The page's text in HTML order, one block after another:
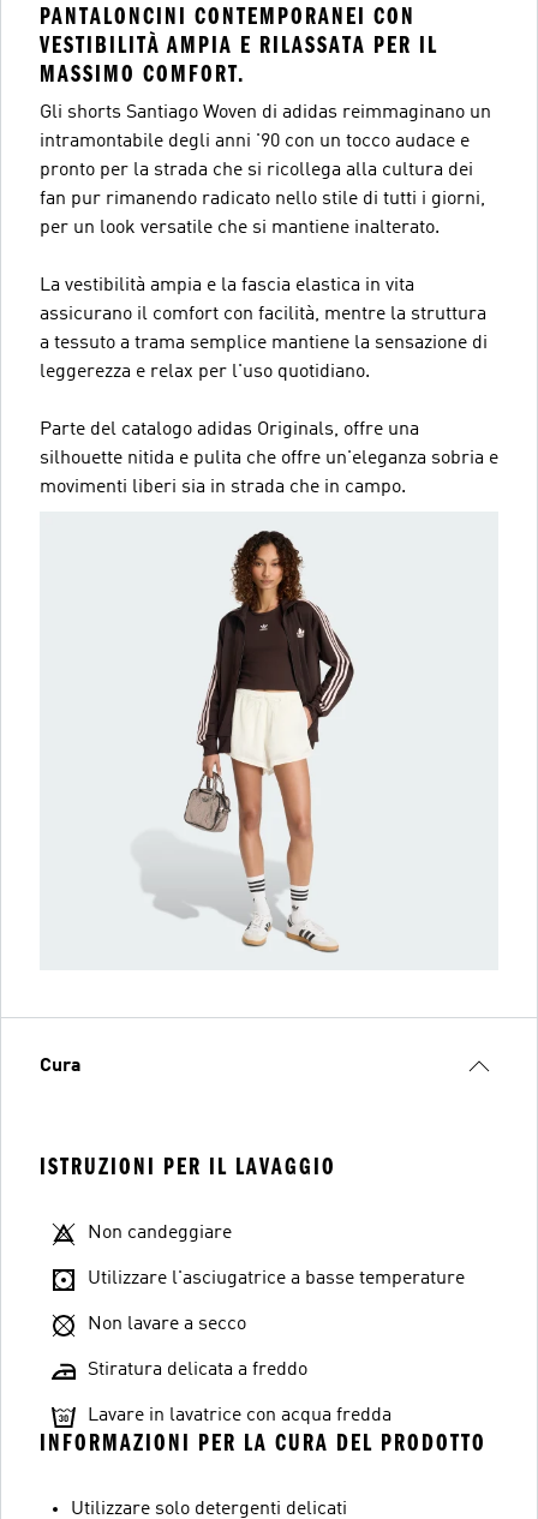
PANTALONCINI CONTEMPORANEI CON
VESTIBILITÀ AMPIA E RILASSATA PER IL
MASSIMO COMFORT.
Gli shorts Santiago Woven di adidas reimmaginano un
intramontabile degli anni '90 con un tocco audace e
pronto per la strada che si ricollega alla cultura dei
fan pur rimanendo radicato nello stile di tutti i giorni,
per un look versatile che si mantiene inalterato.
La vestibilità ampia e la fascia elastica in vita
assicurano il comfort con facilità, mentre la struttura
a tessuto a trama semplice mantiene la sensazione di
leggerezza e relax per l'uso quotidiano.
Parte del catalogo adidas Originals, offre una
silhouette nitida e pulita che offre un'eleganza sobria e
movimenti liberi sia in strada che in campo.
Cura
ISTRUZIONI PER IL LAVAGGIO
Non candeggiare
Utilizzare l'asciugatrice a basse temperature
Non lavare a secco
Stiratura delicata a freddo
Lavare in lavatrice con acqua fredda
INFORMAZIONI PER LA CURA DEL PRODOTTO
Utilizzare solo detergenti delicati